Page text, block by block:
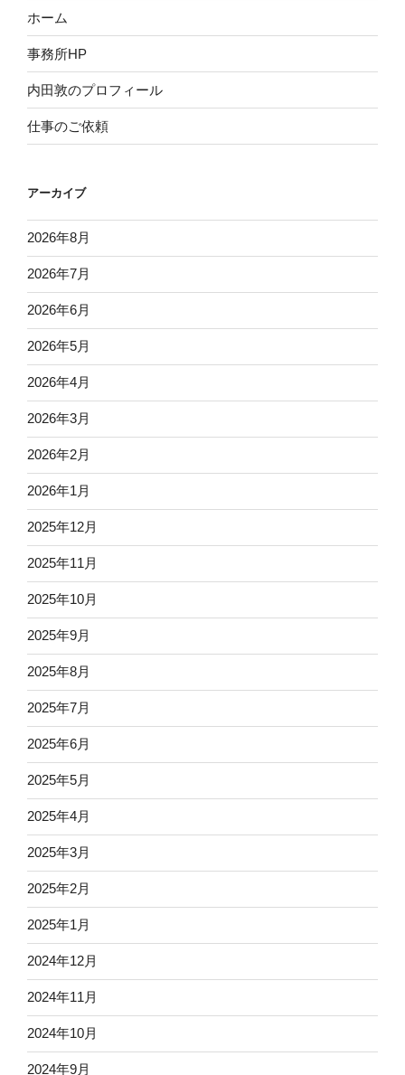
ホーム
事務所HP
内田敦のプロフィール
仕事のご依頼
アーカイブ
2026年8月
2026年7月
2026年6月
2026年5月
2026年4月
2026年3月
2026年2月
2026年1月
2025年12月
2025年11月
2025年10月
2025年9月
2025年8月
2025年7月
2025年6月
2025年5月
2025年4月
2025年3月
2025年2月
2025年1月
2024年12月
2024年11月
2024年10月
2024年9月